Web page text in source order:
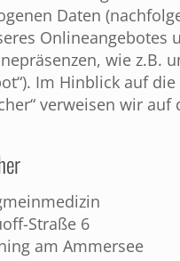
Daten
Onlineangebotes
wie z.B.
Im Hinblick auf
verweisen wir
Straße 6
am Ammersee